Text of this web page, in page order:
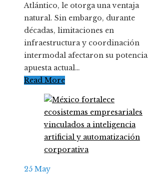
Atlántico, le otorga una ventaja
natural. Sin embargo, durante
décadas, limitaciones en
infraestructura y coordinación
intermodal afectaron su
apuesta actual…
Read More
25 May